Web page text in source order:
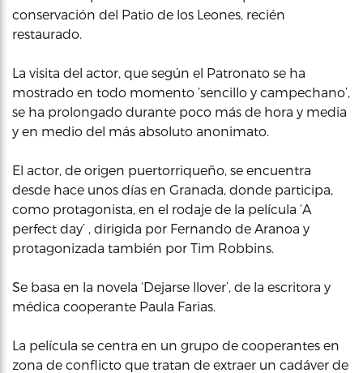
conservación del Patio de los Leones, recién
restaurado.
La visita del actor, que según el Patronato se ha
mostrado en todo momento ‘sencillo y campechano’,
se ha prolongado durante poco más de hora y media
y en medio del más absoluto anonimato.
El actor, de origen puertorriqueño, se encuentra
desde hace unos días en Granada, donde participa,
como protagonista, en el rodaje de la película ‘A
perfect day’ , dirigida por Fernando de Aranoa y
protagonizada también por Tim Robbins.
Se basa en la novela ‘Dejarse llover’, de la escritora y
médica cooperante Paula Farias.
La película se centra en un grupo de cooperantes en
zona de conflicto que tratan de extraer un cadáver de